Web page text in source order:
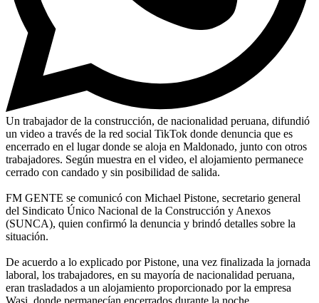
Un trabajador de la construcción, de nacionalidad peruana, difundió
un video a través de la red social TikTok donde denuncia que es
encerrado en el lugar donde se aloja en Maldonado, junto con otros
trabajadores. Según muestra en el video, el alojamiento permanece
cerrado con candado y sin posibilidad de salida.
FM GENTE se comunicó con Michael Pistone, secretario general
del Sindicato Único Nacional de la Construcción y Anexos
(SUNCA), quien confirmó la denuncia y brindó detalles sobre la
situación.
De acuerdo a lo explicado por Pistone, una vez finalizada la jornada
laboral, los trabajadores, en su mayoría de nacionalidad peruana,
eran trasladados a un alojamiento proporcionado por la empresa
Wasi, donde permanecían encerrados durante la noche.